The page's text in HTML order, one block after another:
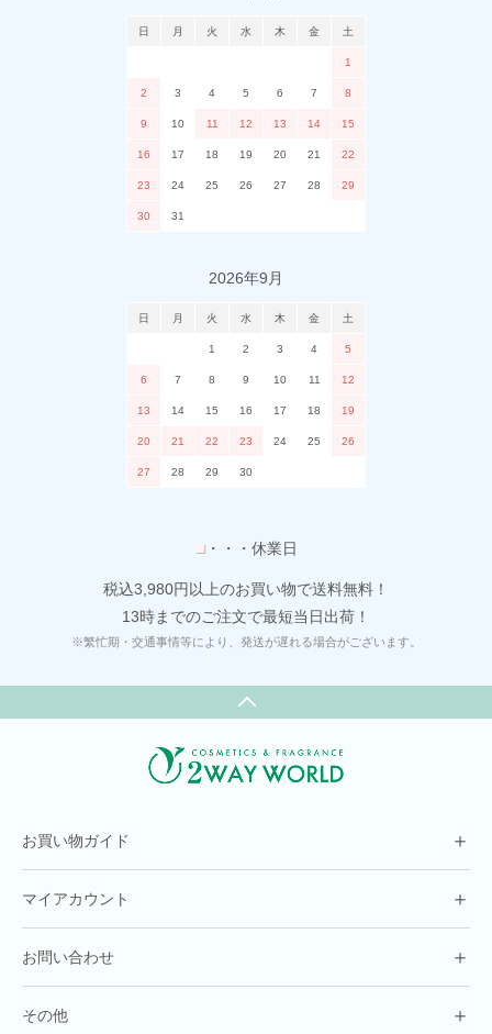
日 月 火 水 木 金 土
1
2 3 4 5 6 7 8
9 10 11 12 13 14 15
16 17 18 19 20 21 22
23 24 25 26 27 28 29
30 31
2026年9月
日 月 火 水 木 金 土
1 2 3 4 5
6 7 8 9 10 11 12
13 14 15 16 17 18 19
20 21 22 23 24 25 26
27 28 29 30
■ ・・・休業日
税込3,980円以上のお買い物で送料無料！
13時までのご注文で最短当日出荷！
※繁忙期・交通事情等により、発送が遅れる場合がございます。
お買い物ガイド ＋
マイアカウント ＋
お問い合わせ ＋
その他 ＋